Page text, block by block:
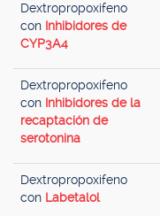
Dextropropoxifeno
con Inhibidores de
CYP3A4
Dextropropoxifeno
con Inhibidores de la
recaptación de
serotonina
Dextropropoxifeno
con Labetalol